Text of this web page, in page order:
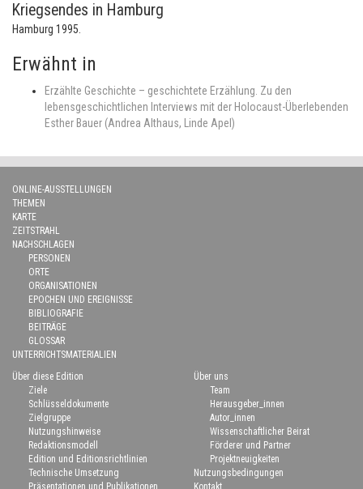
Kriegsendes in Hamburg
Hamburg 1995.
Erwähnt in
Erzählte Geschichte – geschichtete Erzählung. Zu den
lebensgeschichtlichen Interviews mit der Holocaust-Überlebenden
Esther Bauer (Andrea Althaus, Linde Apel)
ONLINE-AUSSTELLUNGEN
THEMEN
KARTE
ZEITSTRAHL
NACHSCHLAGEN
PERSONEN
ORTE
ORGANISATIONEN
EPOCHEN UND EREIGNISSE
BIBLIOGRAFIE
BEITRÄGE
GLOSSAR
UNTERRICHTSMATERIALIEN
Über diese Edition
Ziele
Schlüsseldokumente
Zielgruppe
Nutzungshinweise
Redaktionsmodell
Edition und Editionsrichtlinien
Technische Umsetzung
Präsentationen und Publikationen
Über uns
Team
Herausgeber_innen
Autor_innen
Wissenschaftlicher Beirat
Förderer und Partner
Projektneuigkeiten
Nutzungsbedingungen
Kontakt